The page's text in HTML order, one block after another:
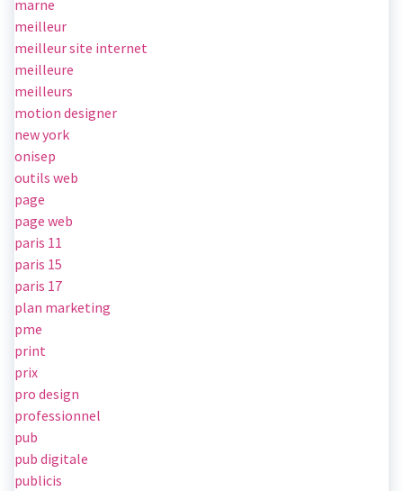
marne
meilleur
meilleur site internet
meilleure
meilleurs
motion designer
new york
onisep
outils web
page
page web
paris 11
paris 15
paris 17
plan marketing
pme
print
prix
pro design
professionnel
pub
pub digitale
publicis